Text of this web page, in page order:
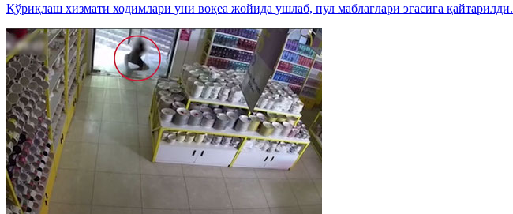
Қўриқлаш хизмати ходимлари уни воқеа жойида ушлаб, пул маблағлари эгасига қайтарилди.